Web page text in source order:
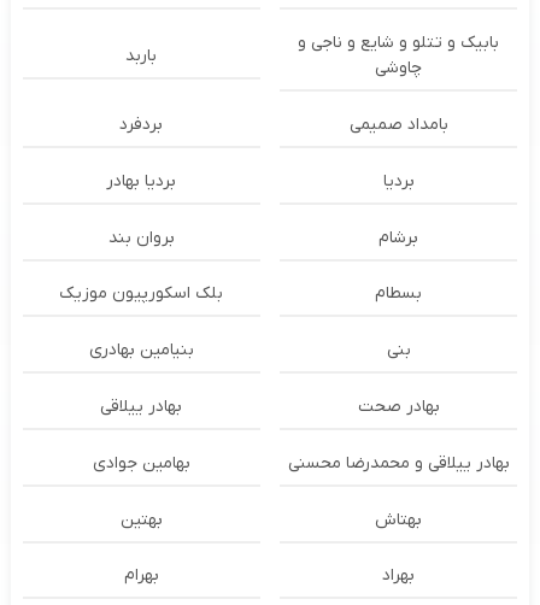
بابیک و تتلو و شایع و ناجی و
چاوشی
باربد
بامداد صمیمی بردفرد
بردیا بردیا بهادر
برشام بروان بند
بسطام بلک اسکورپیون موزیک
بنی بنیامین بهادری
بهادر صحت بهادر ییلاقی
بهادر ییلاقی و محمدرضا محسنی بهامین جوادی
بهتاش بهتین
بهراد بهرام